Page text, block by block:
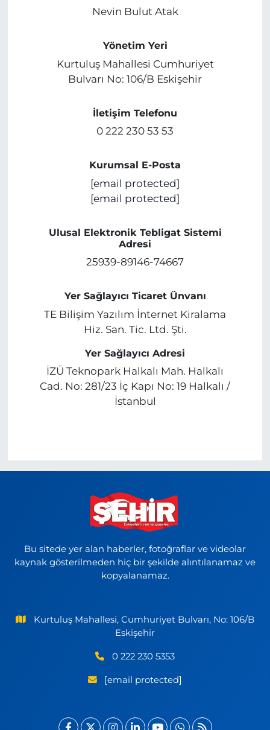
Nevin Bulut Atak
Yönetim Yeri
Kurtuluş Mahallesi Cumhuriyet
Bulvarı No: 106/B Eskişehir
İletişim Telefonu
0 222 230 53 53
Kurumsal E-Posta
[email protected]
[email protected]
Ulusal Elektronik Tebligat Sistemi
Adresi
25939-89146-74667
Yer Sağlayıcı Ticaret Ünvanı
TE Bilişim Yazılım İnternet Kiralama
Hiz. San. Tic. Ltd. Şti.
Yer Sağlayıcı Adresi
İZÜ Teknopark Halkalı Mah. Halkalı
Cad. No: 281/23 İç Kapı No: 19 Halkalı /
İstanbul
Bu sitede yer alan haberler, fotoğraflar ve videolar
kaynak gösterilmeden hiç bir şekilde alıntılanamaz ve
kopyalanamaz.
Kurtuluş Mahallesi, Cumhuriyet Bulvarı, No: 106/B
Eskişehir
0 222 230 5353
[email protected]
GÜNCEL